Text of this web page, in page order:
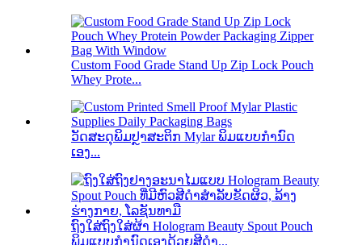
Custom Food Grade Stand Up Zip Lock Pouch
Whey Prote...
ວັດສະດຸພິມປຼາສະຕິກ Mylar ພິມແບບກຳນົດ
ເອງ...
ຖົງໃສ່ຖົງໃສ່ຜ້າ Hologram Beauty Spout Pouch
ພິມແບບກຳນົດເອງດ້ວຍສີດຳ...